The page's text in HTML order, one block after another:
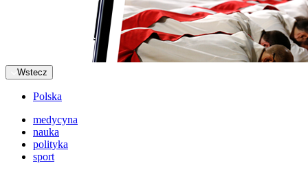
Wstecz
Polska
medycyna
nauka
polityka
sport